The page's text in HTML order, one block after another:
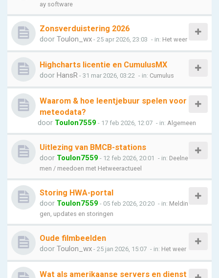
ay software
Zonsverduistering 2026
door Toulon_wx - 25 apr 2026, 23:03 - in: Het weer
Highcharts licentie en CumulusMX
door HansR - 31 mar 2026, 03:22 - in: Cumulus
Waarom & hoe leentjebuur spelen voor
meteodata?
door Toulon7559 - 17 feb 2026, 12:07 - in: Algemeen
Uitlezing van BMCB-stations
door Toulon7559 - 12 feb 2026, 20:01 - in: Deelne
men / meedoen met Hetweeractueel
Storing HWA-portal
door Toulon7559 - 05 feb 2026, 20:20 - in: Meldin
gen, updates en storingen
Oude filmbeelden
door Toulon_wx - 25 jan 2026, 15:07 - in: Het weer
Wat als amerikaanse servers en dienst